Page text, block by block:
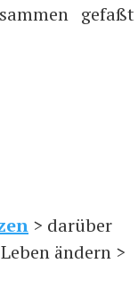
gefaßt
> darüber
ändern >